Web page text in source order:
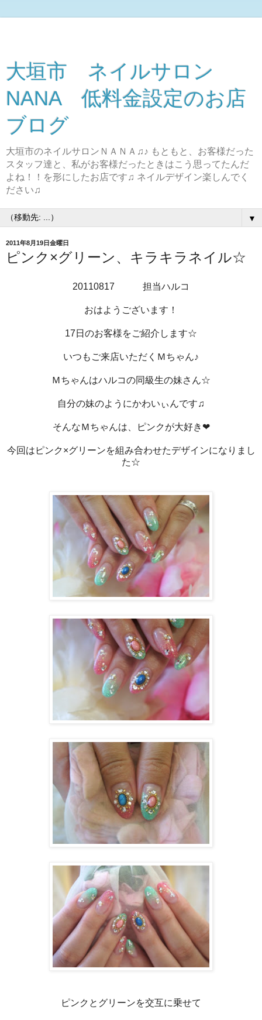
大垣市 ネイルサロン
NANA 低料金設定のお店
ブログ
大垣市のネイルサロンＮＡＮＡ♫♪ もともと、お客様だった
スタッフ達と、私がお客様だったときはこう思ってたんだ
よね！！を形にしたお店です♫ ネイルデザイン楽しんでく
ださい♫
▼
2011年8月19日金曜日
ピンク×グリーン、キラキラネイル☆
201108 17 担当ハルコ
おはようございます！
17日のお客様をご紹介します☆
いつもご来店いただくＭちゃん♪
Ｍちゃんはハルコの同級生の妹さん☆
自分の妹のようにかわいぃんです♫
そんなＭちゃんは、ピンクが大好き❤
今回はピンク×グリーンを組み合わせたデザインになりまし
た☆
ピンクとグリーンを交互に乗せて